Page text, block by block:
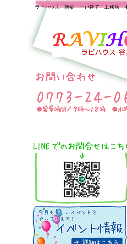
ラビハウス 新築・一戸建て・工務店・